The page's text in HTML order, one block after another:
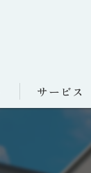
サービス